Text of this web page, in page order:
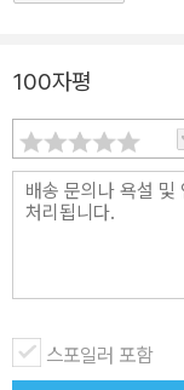
100자평
스포일러 포함